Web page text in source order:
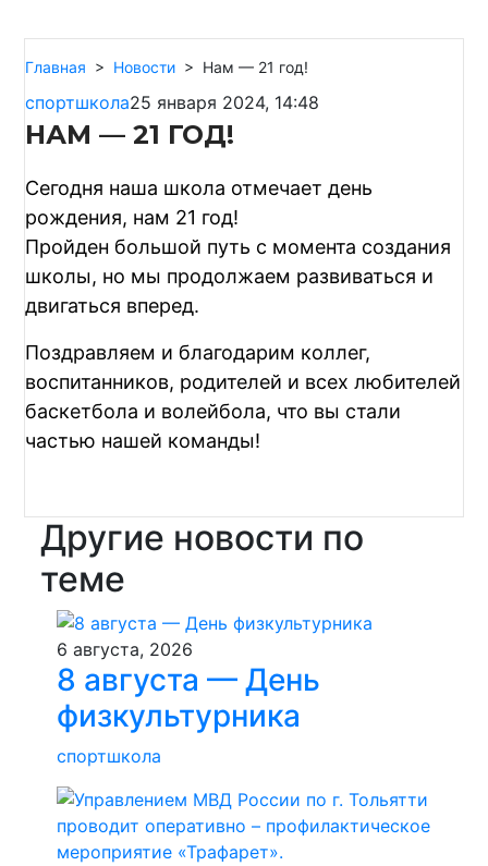
Главная > Новости > Нам — 21 год!
спортшкола25 января 2024, 14:48
НАМ — 21 ГОД!
Сегодня наша школа отмечает день
рождения, нам 21 год!
Пройден большой путь с момента создания
школы, но мы продолжаем развиваться и
двигаться вперед.
Поздравляем и благодарим коллег,
воспитанников, родителей и всех любителей
баскетбола и волейбола, что вы стали
частью нашей команды!
Другие новости по
теме
6 августа, 2026
8 августа — День
физкультурника
спортшкола